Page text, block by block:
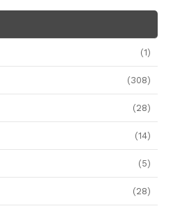
(1)
(308)
(28)
(14)
(5)
(28)